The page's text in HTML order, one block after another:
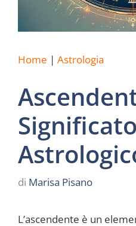
Home | Astrologia
Significato
di Marisa Pisano
L’ascendente è un